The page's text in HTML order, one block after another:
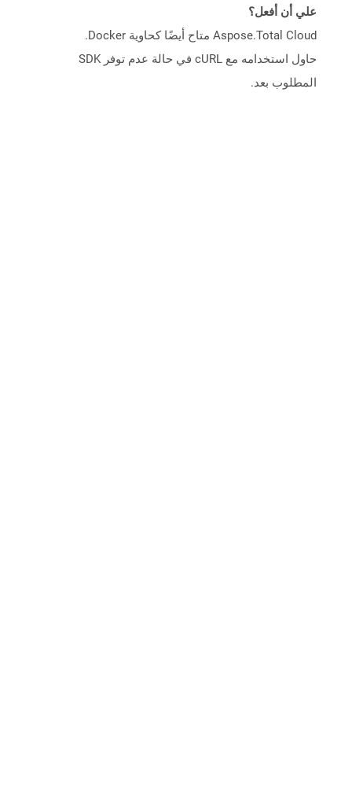
علي أن أفعل؟
Aspose.Total Cloud متاح أيضًا كحاوية Docker.
حاول استخدامه مع cURL في حالة عدم توفر SDK
المطلوب بعد.